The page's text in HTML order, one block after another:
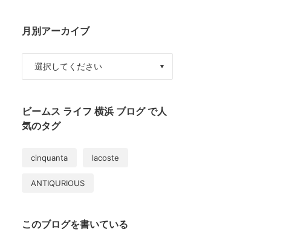
月別アーカイブ
ビームス ライフ 横浜 ブログ で人
気のタグ
cinquanta lacoste
ANTIQURIOUS
このブログを書いている